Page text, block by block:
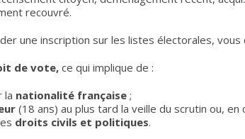
recouvré.
une inscription sur les listes électorales,
de vote,ce qui implique de :
la nationalité française ;
(18 ans) au plus tard la veille du scrutin ou,
droits civils et politiques.